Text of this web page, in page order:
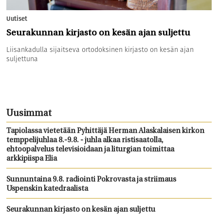
Uutiset
Seurakunnan kirjasto on kesän ajan suljettu
Liisankadulla sijaitseva ortodoksinen kirjasto on kesän ajan
suljettuna
Uusimmat
Tapiolassa vietetään Pyhittäjä Herman Alaskalaisen kirkon
temppelijuhlaa 8.-9.8. - juhla alkaa ristisaatolla,
ehtoopalvelus televisioidaan ja liturgian toimittaa
arkkipiispa Elia
Sunnuntaina 9.8. radiointi Pokrovasta ja striimaus
Uspenskin katedraalista
Seurakunnan kirjasto on kesän ajan suljettu